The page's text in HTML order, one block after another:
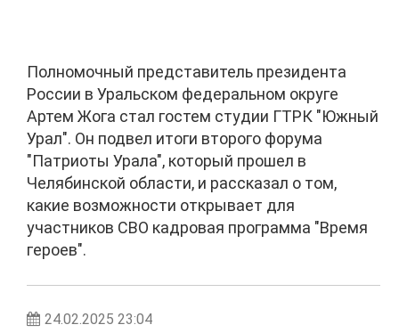
Полномочный представитель президента
России в Уральском федеральном округе
Артем Жога стал гостем студии ГТРК "Южный
Урал". Он подвел итоги второго форума
"Патриоты Урала", который прошел в
Челябинской области, и рассказал о том,
какие возможности открывает для
участников СВО кадровая программа "Время
героев".
24.02.2025 23:04